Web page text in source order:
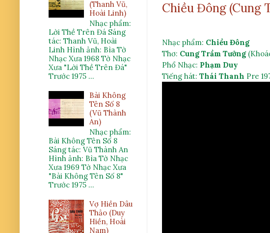
Chiều Đông (Cung
Nhạc phẩm: Chiều Đông
Thơ: Cung Trầm Tưởng
Phổ Nhạc: Phạm Duy
Tiếng hát: Thái Thanh
(Thanh Vũ,
Hoài Linh)
Nhạc phẩm:
Lời Thề Trên Đá Sáng
tác: Thanh Vũ, Hoài
Linh Hình ảnh: Bìa Tờ
Nhạc Xưa 1968 Tờ Nhạc
Xưa "Lời Thề Trên Đá"
Trước 1975 ...
Bài Không
Tên Số 8
(Vũ Thành
An)
Nhạc phẩm:
Bài Không Tên Số 8
Sáng tác: Vũ Thành An
Hình ảnh: Bìa Tờ Nhạc
Xưa 1969 Tờ Nhạc Xưa
"Bài Không Tên Số 8"
Trước 1975 ...
Vợ Hiền Dâu
Thảo (Duy
Hiền, Hoài
Nam)